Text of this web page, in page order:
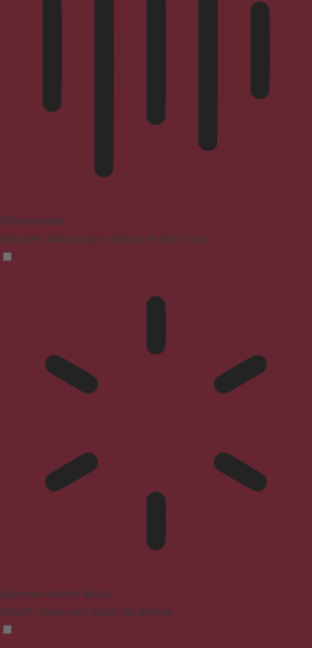
Blindenmodus
Reduziert Ablenkungen, verbessert den Fokus
Epilepsie-sicherer Modus
Dämpft Farben und stoppt das Blinken